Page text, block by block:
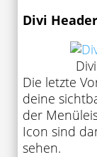
Divi
Die letzte
deine
der
Icon sind
sehen.